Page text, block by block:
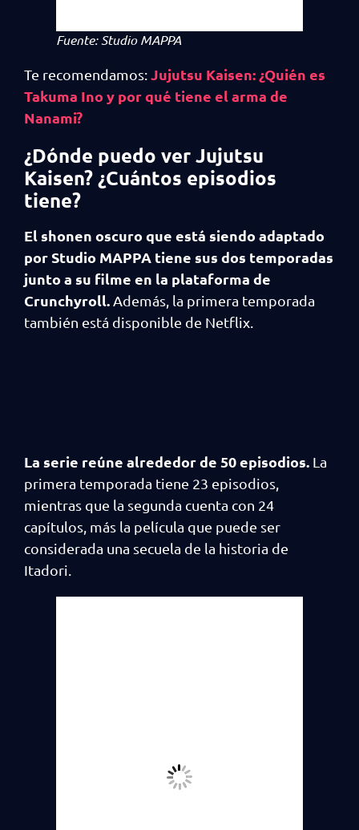
Fuente: Studio MAPPA
Te recomendamos:Jujutsu Kaisen: ¿Quién es
Takuma Ino y por qué tiene el arma de
Nanami?
¿Dónde puedo ver Jujutsu
Kaisen? ¿Cuántos episodios
tiene?
El shonen oscuro que está siendo adaptado
por Studio MAPPA tiene sus dos temporadas
junto a su filme en la plataforma de
Crunchyroll. Además, la primera temporada
también está disponible de Netflix.
La serie reúne alrededor de 50 episodios. La
primera temporada tiene 23 episodios,
mientras que la segunda cuenta con 24
capítulos, más la película que puede ser
considerada una secuela de la historia de
Itadori.